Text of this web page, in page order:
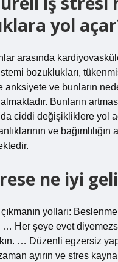
yol
arasında
bozuklukları,
anksiyete ve bunların
Bunların
ciddi değişikliklere yol
ve bağımlılığın
ne iyi
yolları:
… Her şeye evet
… Düzenli egzersiz
ayırın ve stres